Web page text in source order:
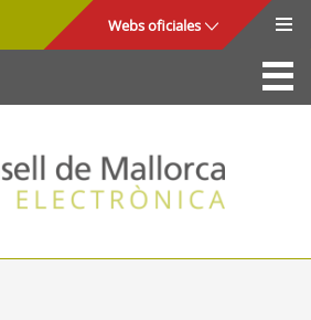
Webs oficiales
La Sede
Consejo de Mallorca
Acceso y seguridad
Utilidades